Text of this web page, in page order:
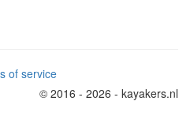
of service
© 2016 - 2026 - kayakers.nl